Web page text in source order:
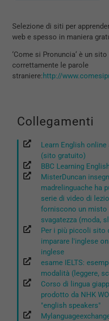
Selezione di siti per
web e spesso in maniera
‘Come si Pronuncia‘ è un
correttamente le parole
straniere:http://
Collegamenti
Learn English
(sito gratuito)
BBC Learning
MisterDuncan
madrelinguache ha
serie di video di
forniscono un misto
svagatezza (moda,
Per i più piccoli sito
imparare l'inglese
inglese
esame IELTS:
modalità (leggere,
Corso di lingua
prodotto da NHK
"english speakers"